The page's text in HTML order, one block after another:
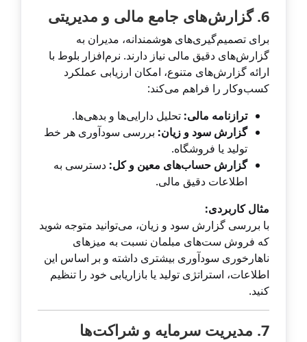
6. گزارش‌های جامع مالی و مدیریتی
برای تصمیم‌گیری‌های هوشمندانه، مدیران به
گزارش‌های دقیق مالی نیاز دارند. نرم‌افزار بلوط با
ارائه گزارش‌های متنوع، امکان ارزیابی عملکرد
کسب‌وکار را فراهم می‌کند:
ترازنامه مالی: تحلیل دارایی‌ها و بدهی‌ها.
گزارش سود و زیان: بررسی سودآوری هر خط
تولید یا فروشگاه.
گزارش حساب‌های معین و کل: دسترسی به
اطلاعات دقیق مالی.
مثال کاربردی:
با بررسی گزارش سود و زیان، می‌توانید متوجه شوید
که فروش ست‌های مبلمان نسبت به میزهای
ناهارخوری سودآوری بیشتری داشته و بر اساس این
اطلاعات، استراتژی تولید یا بازاریابی خود را تنظیم
کنید.
7. مدیریت سرمایه و شراکت‌ها